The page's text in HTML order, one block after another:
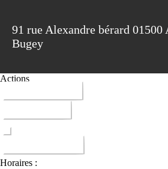
91 rue Alexandre bérard 01500
Bugey
Actions
Horaires :